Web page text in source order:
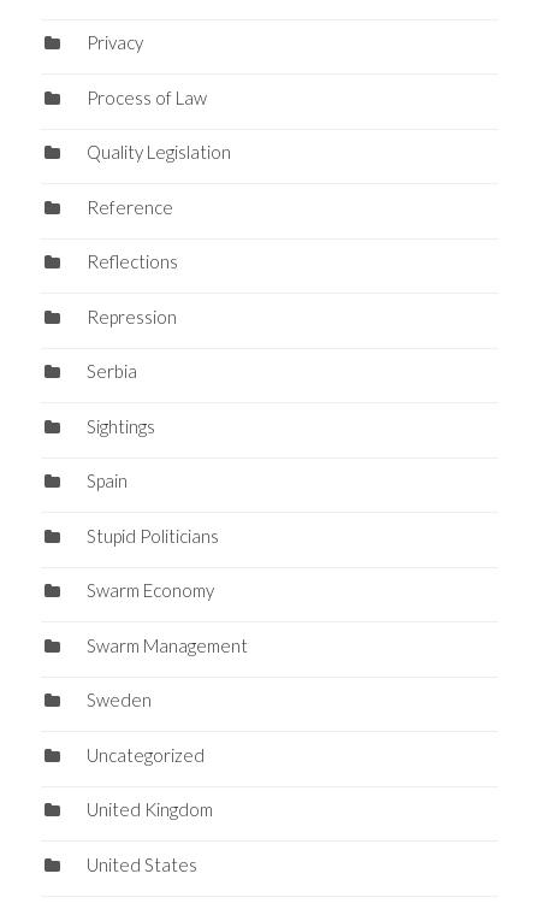
Privacy
Process of Law
Quality Legislation
Reference
Reflections
Repression
Serbia
Sightings
Spain
Stupid Politicians
Swarm Economy
Swarm Management
Sweden
Uncategorized
United Kingdom
United States